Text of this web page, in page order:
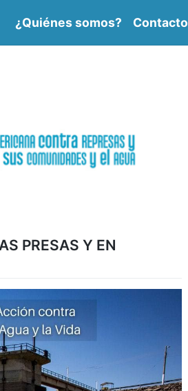
¿Quiénes somos? Contacto
PRESAS Y EN